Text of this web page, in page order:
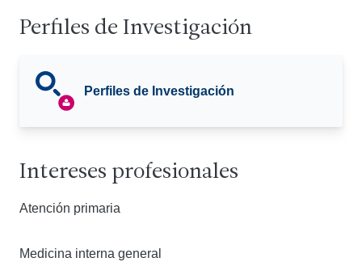
Perfiles de Investigación
Perfiles de Investigación
Intereses profesionales
Atención primaria
Medicina interna general